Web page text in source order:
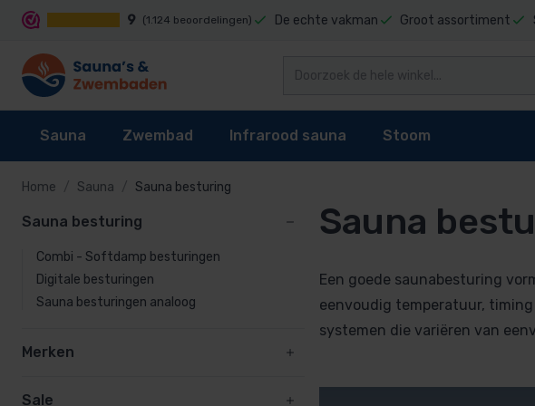
9 (1.124 beoordelingen) De echte vakman Groot assortiment
Sauna
Sauna's
Sauna besturing
Sauna besturing
Digitale besturingen
Sauna besturingen analoog
Zwembad
Zwembad reiniging
Zwembad bekleding
Infrarood sauna
Infrarood sauna cabines
Infrarood sauna lampen kopen?
Stoom
Stoomgenerator
Stoomcabine onderdelen
Stoomgeuren
Home Sauna Sauna besturing
Sauna besturing
Combi - Softdamp besturingen
Digitale besturingen
Sauna besturingen analoog
Merken
Sale
Sauna
Een goede saunabesturing
eenvoudig temperatuur,
systemen die variëren van